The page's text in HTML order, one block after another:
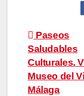
de
Paseos
Saludables
Culturales.
Museo del
Málaga